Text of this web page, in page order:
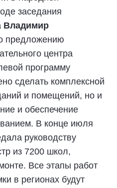
заседания
Владимир
предложению
центра
программу
сделать комплексной
и помещений, но и
и обеспечение
В конце июля
руководству
из 7200 школ,
Все этапы работ
в регионах будут